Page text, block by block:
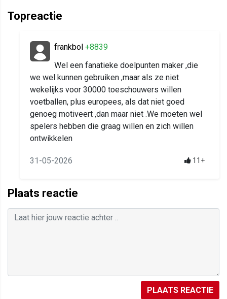
Topreactie
frankbol +8839
Wel een fanatieke doelpunten maker ,die
we wel kunnen gebruiken ,maar als ze niet
wekelijks voor 30000 toeschouwers willen
voetballen, plus europees, als dat niet goed
genoeg motiveert ,dan maar niet .We moeten wel
spelers hebben die graag willen en zich willen
ontwikkelen
31-05-2026 11+
Plaats reactie
PLAATS REACTIE